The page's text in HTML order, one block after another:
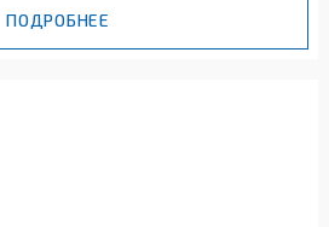
ПОДРОБНЕЕ